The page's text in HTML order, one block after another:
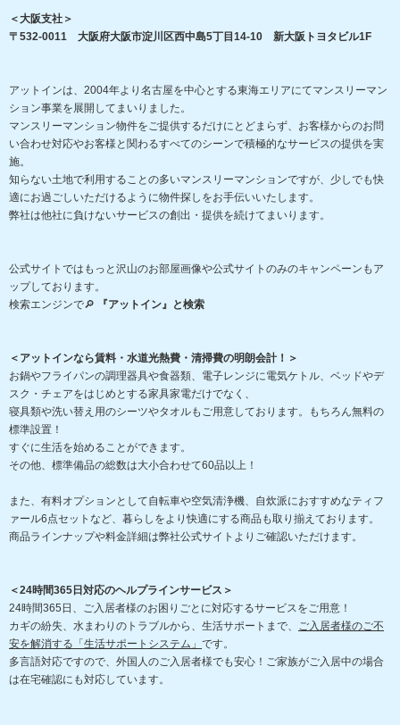
＜大阪支社＞
〒532-0011 大阪府大阪市淀川区西中島5丁目14-10 新大阪トヨタビル1F
アットインは、2004年より名古屋を中心とする東海エリアにてマンスリーマン
ション事業を展開してまいりました。
マンスリーマンション物件をご提供するだけにとどまらず、お客様からのお問
い合わせ対応やお客様と関わるすべてのシーンで積極的なサービスの提供を実
施。
知らない土地で利用することの多いマンスリーマンションですが、少しでも快
適にお過ごしいただけるように物件探しをお手伝いいたします。
弊社は他社に負けないサービスの創出・提供を続けてまいります。
公式サイトではもっと沢山のお部屋画像や公式サイトのみのキャンペーンもア
ップしております。
検索エンジンで🔎
『アットイン』と検索
＜アットインなら賃料・水道光熱費・清掃費の明朗会計！＞
お鍋やフライパンの調理器具や食器類、電子レンジに電気ケトル、ベッドやデ
スク・チェアをはじめとする家具家電だけでなく、
寝具類や洗い替え用のシーツやタオルもご用意しております。もちろん無料の
標準設置！
すぐに生活を始めることができます。
その他、標準備品の総数は大小合わせて60品以上！
また、有料オプションとして自転車や空気清浄機、自炊派におすすめなティフ
ァール6点セットなど、暮らしをより快適にする商品も取り揃えております。
商品ラインナップや料金詳細は弊社公式サイトよりご確認いただけます。
＜24時間365日対応のヘルプラインサービス＞
24時間365日、ご入居者様のお困りごとに対応するサービスをご用意！
カギの紛失、水まわりのトラブルから、生活サポートまで、 ご入居者様のご不
安を解消する「生活サポートシステム」 です。
多言語対応ですので、外国人のご入居者様でも安心！ご家族がご入居中の場合
は在宅確認にも対応しています。